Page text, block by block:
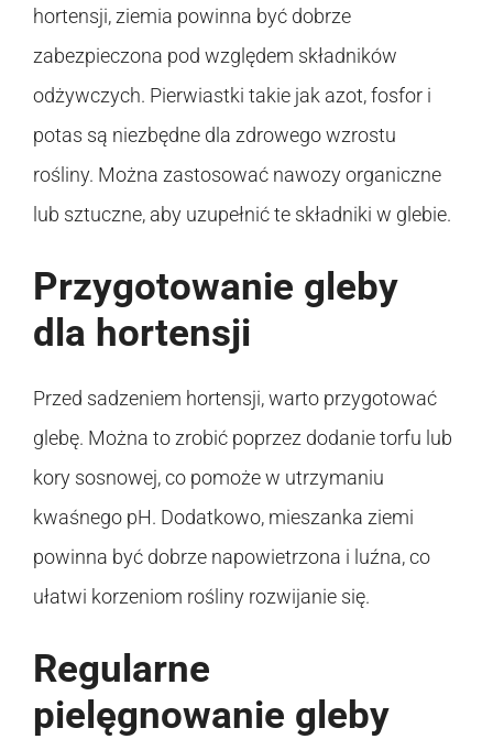
hortensji, ziemia powinna być dobrze
zabezpieczona pod względem składników
odżywczych. Pierwiastki takie jak azot, fosfor i
potas są niezbędne dla zdrowego wzrostu
rośliny. Można zastosować nawozy organiczne
lub sztuczne, aby uzupełnić te składniki w glebie.
Przygotowanie gleby
dla hortensji
Przed sadzeniem hortensji, warto przygotować
glebę. Można to zrobić poprzez dodanie torfu lub
kory sosnowej, co pomoże w utrzymaniu
kwaśnego pH. Dodatkowo, mieszanka ziemi
powinna być dobrze napowietrzona i luźna, co
ułatwi korzeniom rośliny rozwijanie się.
Regularne
pielęgnowanie gleby